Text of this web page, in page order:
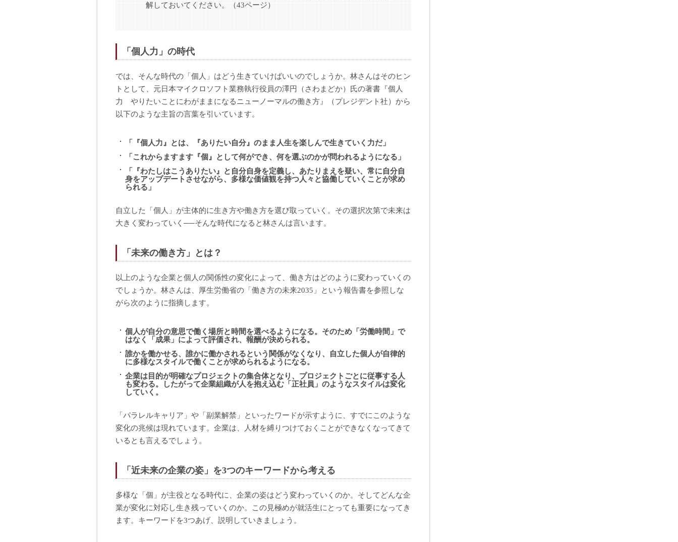
解しておいてください。（43ページ）
「個人力」の時代
では、そんな時代の「個人」はどう生きていけばいいのでしょうか。林さんはそのヒン
トとして、元日本マイクロソフト業務執行役員の澤円（さわまどか）氏の著書『個人
力 やりたいことにわがままになるニューノーマルの働き方』（プレジデント社）から
以下のような主旨の言葉を引いています。
「『個人力』とは、『ありたい自分』のまま人生を楽しんで生きていく力だ」
「これからますます『個』として何ができ、何を選ぶのかが問われるようになる」
「『わたしはこうありたい』と自分自身を定義し、あたりまえを疑い、常に自分自
身をアップデートさせながら、多様な価値観を持つ人々と協働していくことが求め
られる」
自立した「個人」が主体的に生き方や働き方を選び取っていく。その選択次第で未来は
大きく変わっていく──そんな時代になると林さんは言います。
「未来の働き方」とは？
以上のような企業と個人の関係性の変化によって、 働き方はどのように変わっていくの
でしょうか。林さんは、厚生労働省の「働き方の未来2035」という報告書を参照しな
がら次のように指摘します。
個人が自分の意思で働く場所と時間を選べるようになる。そのため「労働時間」で
はなく「成果」によって評価され、報酬が決められる。
誰かを働かせる、誰かに働かされるという関係がなくなり、自立した個人が自律的
に多様なスタイルで働くことが求められるようになる。
企業は目的が明確なプロジェクトの集合体となり、プロジェクトごとに従事する人
も変わる。したがって企業組織が人を抱え込む「正社員」のようなスタイルは変化
していく。
「パラレルキャリア」や「副業解禁」といったワードが示すように、すでにこのような
変化の兆候は現れています。企業は、人材を縛りつけておくことができなくなってきて
いるとも言えるでしょう。
「近未来の企業の姿」を3つのキーワードから考える
多様な「個」が主役となる時代に、企業の姿はどう変わっていくのか。そしてどんな企
業が変化に対応し生き残っていくのか。この見極めが就活生にとっても重要になってき
ます。キーワードを3つあげ、説明していきましょう。